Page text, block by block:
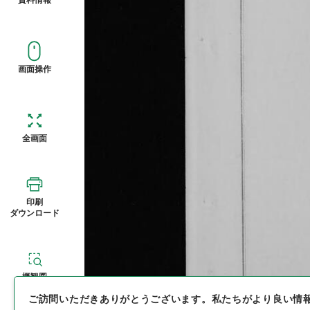
画面操作
全画面
印刷
ダウンロード
概観図
ご訪問いただきありがとうございます。 私たちがより良い情